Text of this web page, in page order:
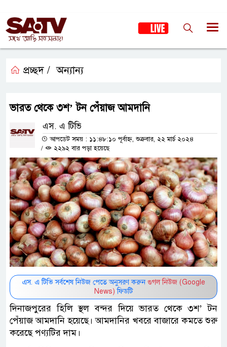
প্রচ্ছদ / অন্যান্য
ভারত থেকে ৩শ’ টন পেঁয়াজ আমদানি
এস. এ টিভি
আপডেট সময় : ১১:৪৮:১০ পূর্বাহ্ন, শুক্রবার, ২২ মার্চ ২০২৪
/
২২৯২ বার পড়া হয়েছে
এস. এ টিভি সর্বশেষ নিউজ পেতে অনুসরণ করুন গুগল নিউজ (Google
News) ফিডটি
দিনাজপুরের হিলি স্থল বন্দর দিয়ে ভারত থেকে ৩শ’ টন
পেঁয়াজ আমদানি হয়েছে। আমদানির খবরে বাজারে কমতে শুরু
করেছে পণ্যটির দাম।